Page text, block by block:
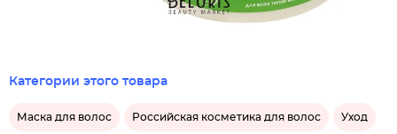
Категории этого товара
Маска для волос Российская косметика для волос Уход